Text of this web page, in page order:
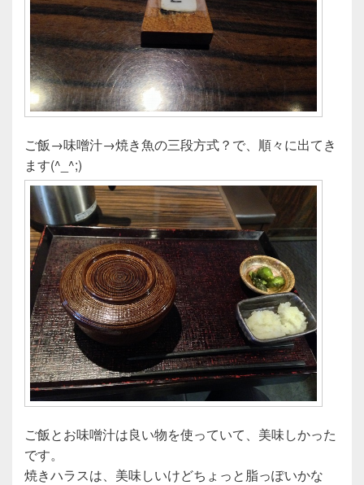
ご飯→味噌汁→焼き魚の三段方式？で、順々に出てき
ます(^_^;)
ご飯とお味噌汁は良い物を使っていて、美味しかった
です。
焼きハラスは、美味しいけどちょっと脂っぽいかな